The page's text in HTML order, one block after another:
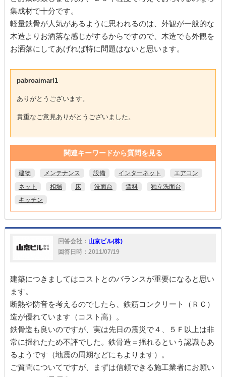
集成材で十分です。
軽量鉄骨が人気があるように思われるのは、外観が一般的な
木造よりお洒落な感じがするからですので、木造でも外観を
お洒落にしてあげれば特に問題はないと思います。
pabroaimarl1
ありがとうございます。
貴重なご意見ありがとうございました。
関連キーワードから質問を見る
建物 メンテナンス 設備 インターネット
エアコン
ネット
相場 床 洗面台 賃料
独立洗面台
キッチン
回答会社： 山京ビル(株)
回答日時：2011/07/19
建築につきましてはコストとのバランスが重要になると思い
ます。
断熱や防音を考えるのでしたら、鉄筋コンクリート（ＲＣ）
造が優れています（コスト高）。
鉄骨造も良いのですが、実は先日の震災で４、５Ｆ以上は非
常に揺れたため不評でした。鉄骨造＝揺れるという認識もあ
るようです（地震の周期などにもよります）。
ご質問についてですが、まずは信頼できる施工業者にお願い